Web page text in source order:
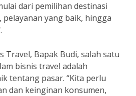
dari pemilihan destinasi
yang baik, hingga
Travel, Bapak Budi, salah satu
bisnis travel adalah
tentang pasar. “Kita perlu
dan keinginan konsumen,